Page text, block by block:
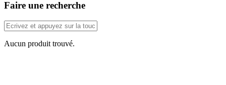
Faire une recherche
Aucun produit trouvé.